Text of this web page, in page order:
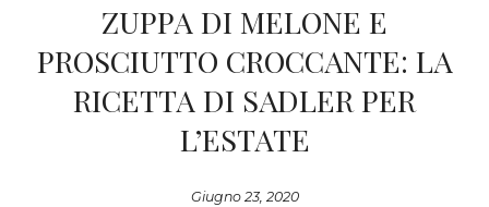
ZUPPA DI MELONE E
PROSCIUTTO CROCCANTE: LA
RICETTA DI SADLER PER
L’ESTATE
Giugno 23, 2020